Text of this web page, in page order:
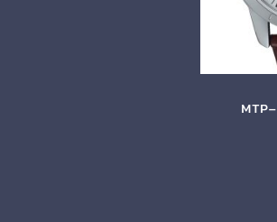
ساعت مچی کاسیو جنرال MTP-